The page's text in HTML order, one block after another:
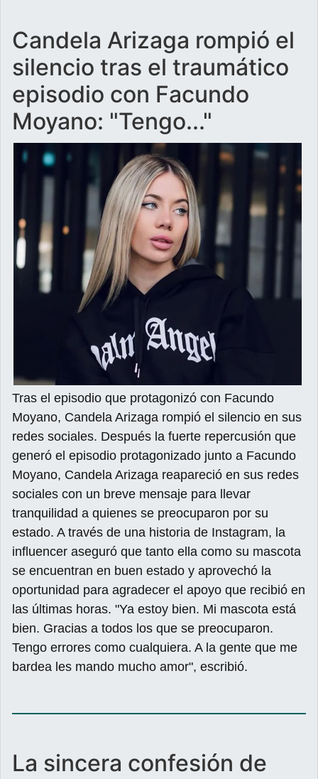
Candela Arizaga rompió el
silencio tras el traumático
episodio con Facundo
Moyano: "Tengo..."
Tras el episodio que protagonizó con Facundo
Moyano, Candela Arizaga rompió el silencio en sus
redes sociales. Después la fuerte repercusión que
generó el episodio protagonizado junto a Facundo
Moyano, Candela Arizaga reapareció en sus redes
sociales con un breve mensaje para llevar
tranquilidad a quienes se preocuparon por su
estado. A través de una historia de Instagram, la
influencer aseguró que tanto ella como su mascota
se encuentran en buen estado y aprovechó la
oportunidad para agradecer el apoyo que recibió en
las últimas horas. "Ya estoy bien. Mi mascota está
bien. Gracias a todos los que se preocuparon.
Tengo errores como cualquiera. A la gente que me
bardea les mando mucho amor", escribió.
La sincera confesión de